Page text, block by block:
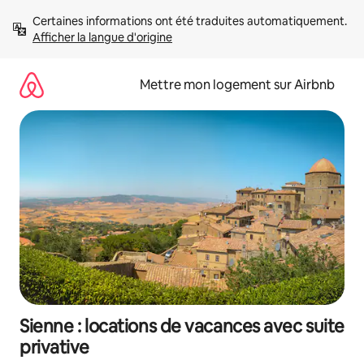
directement
Afficher la langue d'origine
Mettre mon logement sur Airbnb
Sienne : locations de vacances avec suite
privative